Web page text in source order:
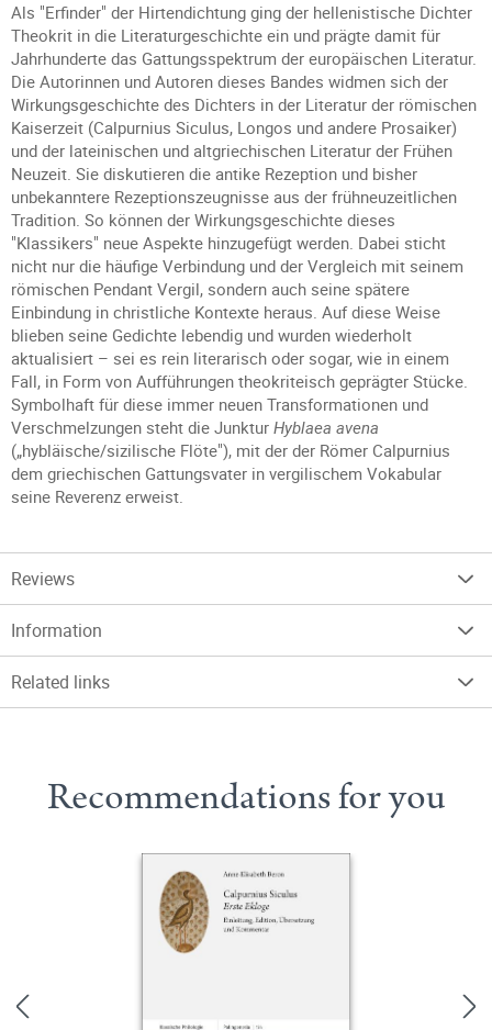
Als "Erfinder" der Hirtendichtung ging der hellenistische Dichter
Theokrit in die Literaturgeschichte ein und prägte damit für
Jahrhunderte das Gattungsspektrum der europäischen Literatur.
Die Autorinnen und Autoren dieses Bandes widmen sich der
Wirkungsgeschichte des Dichters in der Literatur der römischen
Kaiserzeit (Calpurnius Siculus, Longos und andere Prosaiker)
und der lateinischen und altgriechischen Literatur der Frühen
Neuzeit. Sie diskutieren die antike Rezeption und bisher
unbekanntere Rezeptionszeugnisse aus der frühneuzeitlichen
Tradition. So können der Wirkungsgeschichte dieses
"Klassikers" neue Aspekte hinzugefügt werden. Dabei sticht
nicht nur die häufige Verbindung und der Vergleich mit seinem
römischen Pendant Vergil, sondern auch seine spätere
Einbindung in christliche Kontexte heraus. Auf diese Weise
blieben seine Gedichte lebendig und wurden wiederholt
aktualisiert – sei es rein literarisch oder sogar, wie in einem
Fall, in Form von Aufführungen theokriteisch geprägter Stücke.
Symbolhaft für diese immer neuen Transformationen und
Verschmelzungen steht die Junktur Hyblaea avena
(„hybläische/sizilische Flöte"), mit der der Römer Calpurnius
dem griechischen Gattungsvater in vergilischem Vokabular
seine Reverenz erweist.
Reviews
Information
Related links
Recommendations for you